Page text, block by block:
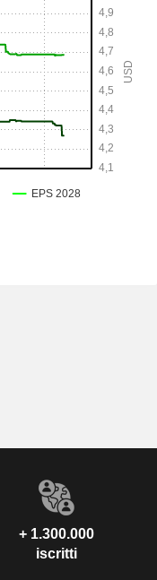
+ 1.300.000
iscritti